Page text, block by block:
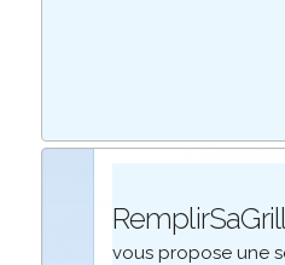
vous propose une